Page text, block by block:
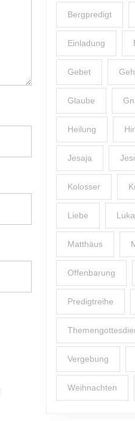
Bergpredigt
Einladung
Gebet
Glaube
Heilung
Jesaja
Kolosser
Liebe
Matthäus
Offenbarung
Predigtreihe
Vergebung
Weihnachten